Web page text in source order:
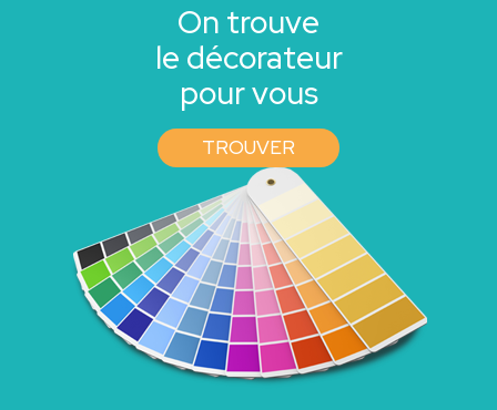
On trouve
le décorateur
pour vous
TROUVER